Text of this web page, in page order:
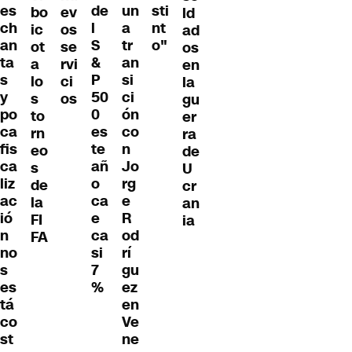
es
ch
an
ta
s
y
po
ca
fis
ca
liz
ac
ió
n
no
s
es
tá
co
st
bo
ic
ot
a
lo
s
to
rn
eo
s
de
la
FI
FA
ev
os
se
rvi
ci
os
de
l
S
&
P
50
0
es
te
añ
o
ca
e
ca
si
7
%
un
a
tr
an
si
ci
ón
co
n
Jo
rg
e
R
od
rí
gu
ez
en
Ve
ne
sti
nt
o"
ld
ad
os
en
la
gu
er
ra
de
U
cr
an
ia